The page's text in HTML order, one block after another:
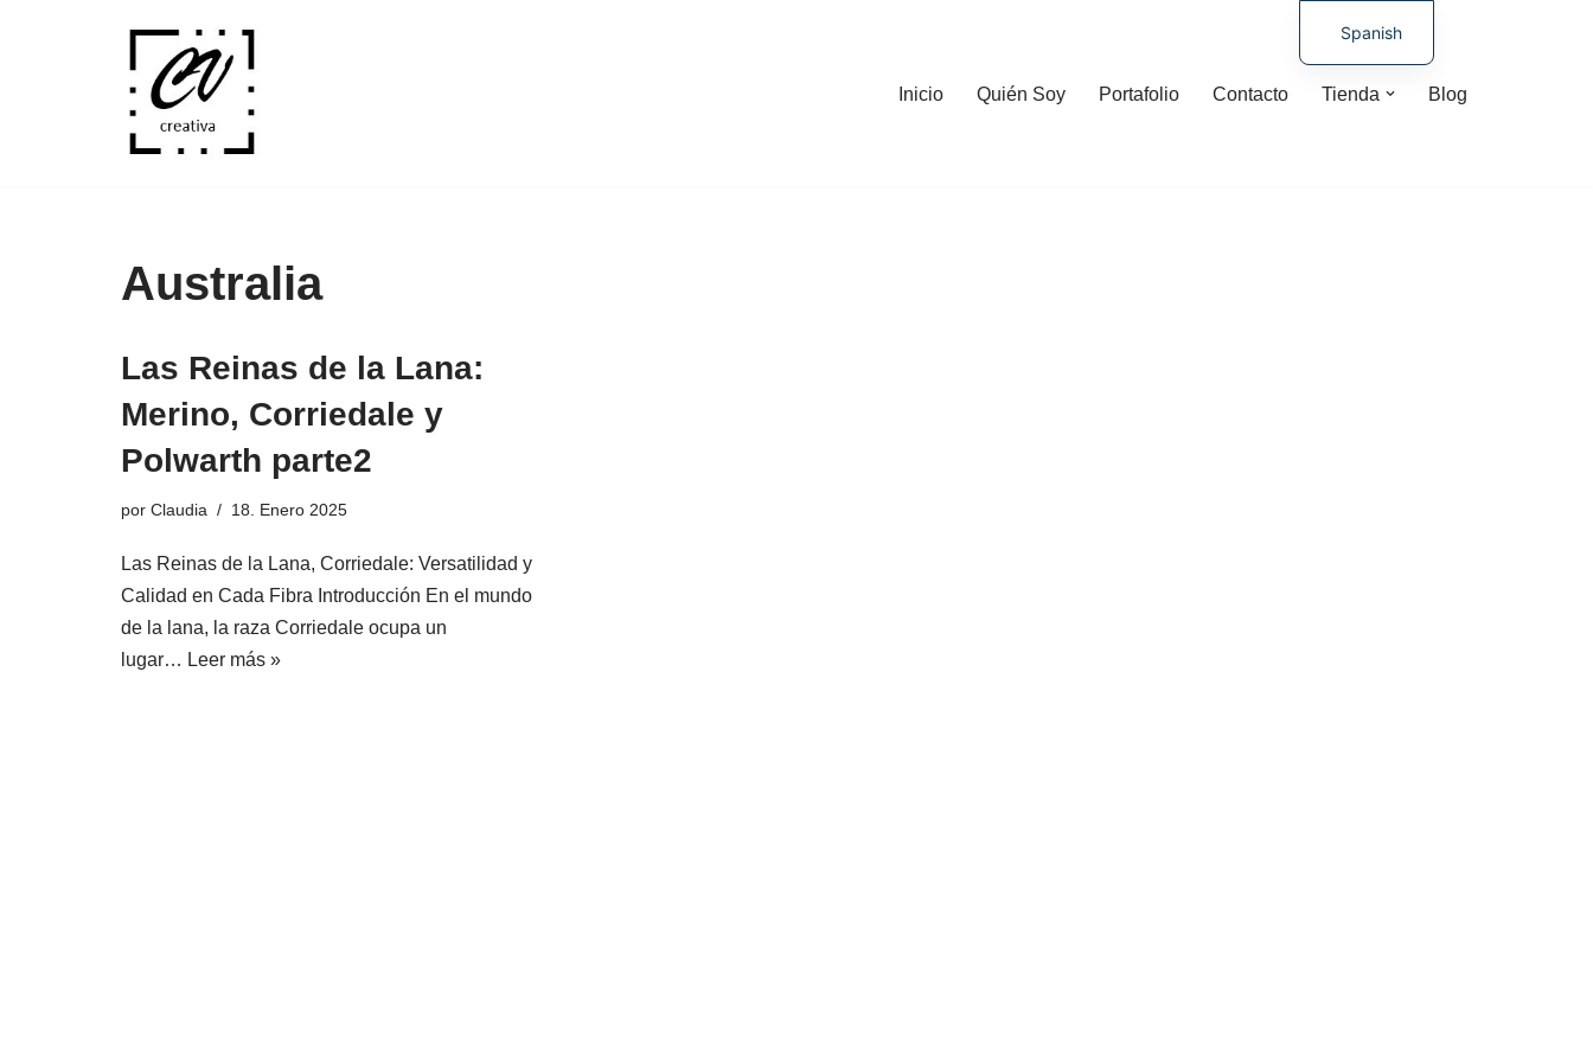
Inicio Quién Soy Portafolio Contacto Tienda Blog
Australia
Las Reinas de la Lana:
Merino, Corriedale y
Polwarth parte2
por Claudia 18. Enero 2025
Las Reinas de la Lana, Corriedale: Versatilidad y
Calidad en Cada Fibra Introducción En el mundo
de la lana, la raza Corriedale ocupa un
lugar… Leer más »
Spanish
German